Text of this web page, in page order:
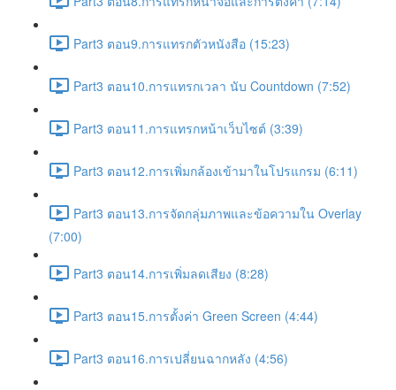
Part3 ตอน9.การแทรกตัวหนังสือ (15:23)
Part3 ตอน10.การแทรกเวลา นับ Countdown (7:52)
Part3 ตอน11.การแทรกหน้าเว็บไซต์ (3:39)
Part3 ตอน12.การเพิ่มกล้องเข้ามาในโปรแกรม (6:11)
Part3 ตอน13.การจัดกลุ่มภาพและข้อความใน Overlay
(7:00)
Part3 ตอน14.การเพิ่มลดเสียง (8:28)
Part3 ตอน15.การตั้งค่า Green Screen (4:44)
Part3 ตอน16.การเปลี่ยนฉากหลัง (4:56)